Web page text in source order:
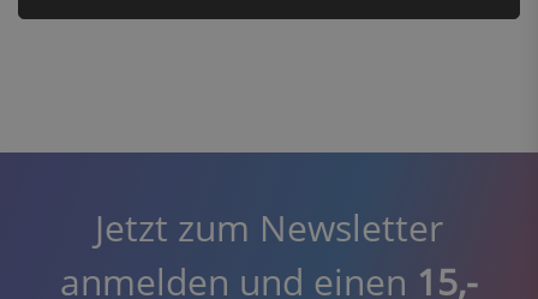
Jetzt zum Newsletter
anmelden und einen 15,-